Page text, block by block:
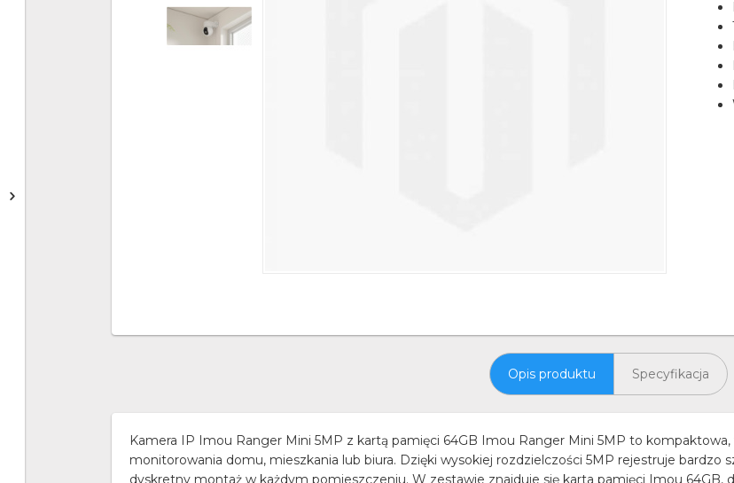
Opis produktu Specyfikacja
Kamera IP Imou Ranger Mini 5MP z kartą pamięci 64GB Imou Ranger Mini 5MP to
monitorowania domu, mieszkania lub biura. Dzięki wysokiej rozdzielczości 5MP rejestruje bardzo
dyskretny montaż w każdym pomieszczeniu. W zestawie znajduje się karta pamięci Imou 64GB,